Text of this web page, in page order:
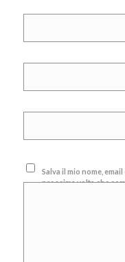
Salva il mio nome,
prossima volta che